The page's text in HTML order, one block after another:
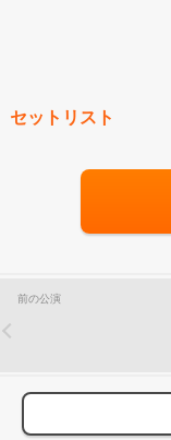
セットリスト
前の公演